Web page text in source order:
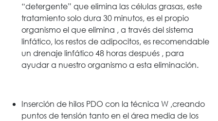
“detergente” que elimina las células grasas, este
tratamiento solo dura 30 minutos, es el propio
organismo el que elimina , a través del sistema
linfático, los restos de adipocitos, es recomendable
un drenaje linfático 48 horas después , para
ayudar a nuestro organismo a esta eliminación.
Inserción de hilos PDO con la técnica W ,creando
puntos de tensión tanto en el área media de los